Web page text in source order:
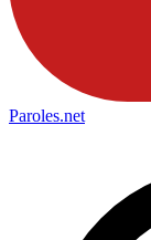
Paroles.net